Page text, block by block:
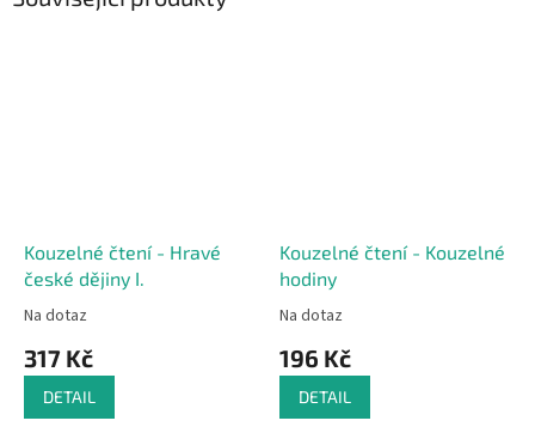
Kouzelné čtení - Hravé
české dějiny I.
Na dotaz
317 Kč
DETAIL
Kouzelné čtení - Kouzelné
hodiny
Na dotaz
196 Kč
DETAIL